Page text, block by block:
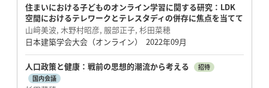
住まいにおける子どものオンライン学習に関する研究：LDK
空間におけるテレワークとテレスタディの併存に焦点を当てて
山﨑美波, 木野村昭彦, 服部正子, 杉田菜穂
日本建築学会大会（オンライン） 2022年09月
人口政策と健康：戦前の思想的潮流から考える
招待
国内会議